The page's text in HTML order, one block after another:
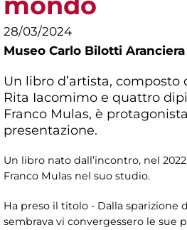
28/03/2024
Museo Carlo Bilotti
Un libro d’artista,
Rita Iacomimo e quattro
Franco Mulas, è
presentazione.
Un libro nato dall’incontro, nel
Franco Mulas nel suo studio.
Ha preso il titolo - Dalla sparizione
sembrava vi convergessero le sue